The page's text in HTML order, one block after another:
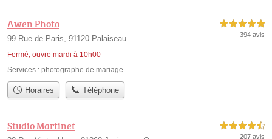
Awen Photo
99 Rue de Paris, 91120 Palaiseau
Fermé, ouvre mardi à 10h00
5,0 étoiles sur 5
394 avis
Services : photographe de mariage
Horaires Téléphone
Studio Martinet 4,5 étoiles sur 5
207 avis